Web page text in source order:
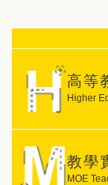
高等
Higher
教學
MOE